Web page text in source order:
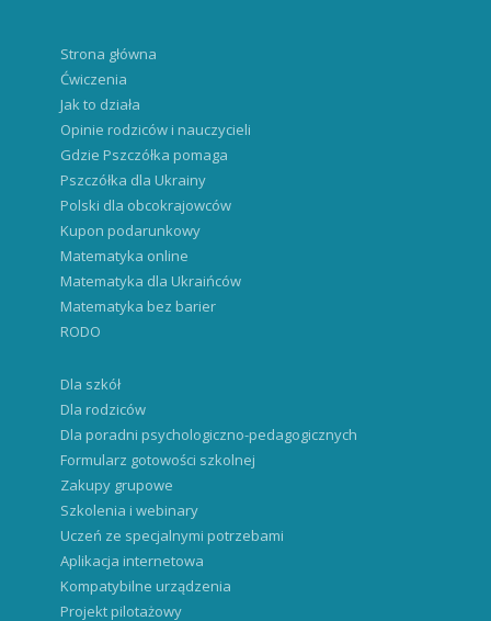
Jak to działa
Opinie rodziców i nauczycieli
Gdzie Pszczółka pomaga
Pszczółka dla Ukrainy
Polski dla obcokrajowców
Kupon podarunkowy
Matematyka online
Matematyka dla Ukraińców
Matematyka bez barier
RODO
Dla szkół
Dla poradni psychologiczno-pedagogicznych
Formularz gotowości szkolnej
Zakupy grupowe
Szkolenia i webinary
Uczeń ze specjalnymi potrzebami
Aplikacja internetowa
Kompatybilne urządzenia
Projekt pilotażowy
Szkoły polskie za granicą